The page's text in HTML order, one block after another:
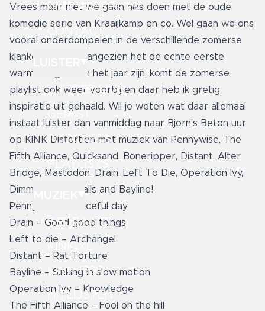
KINK PRESENTS
LUISTER LIVE
GEMIST
PODCASTS
PLAYLISTS
GEDRAAID
KINK XL
KINK 1500
HITLIJSTEN
Vrees maar niet we gaan niks doen met de oude
komedie serie van Kraaijkamp en co. Wel gaan we ons
vooral onderdompelen in de verschillende zomerse
klanken van mij. Aangezien het de echte eerste
warme dagen van het jaar zijn, komt de zomerse
playlist ook weer voorbij en daar heb ik gretig
inspiratie uit gehaald. Wil je weten wat daar allemaal
instaat luister dan vanmiddag naar Bjorn’s Beton uur
op KINK Distortion met muziek van Pennywise, The
Fifth Alliance, Quicksand, Boneripper, Distant, Alter
Bridge, Mastodon, Drain, Left To Die, Operation Ivy,
Dimmu Borgir, Nails and Bayline!
Pennywise – Peaceful day
Drain – Good good things
Left to die – Archangel
Distant – Rat Torture
Bayline – Sinking in slow motion
Operation Ivy – Knowledge
The Fifth Alliance – Fool on the hill